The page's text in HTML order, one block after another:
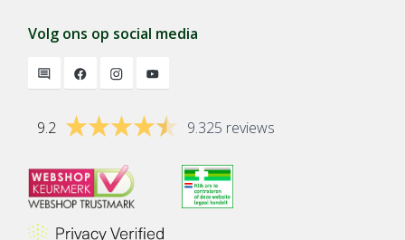
Volg ons op social media
9.2 9.325 reviews